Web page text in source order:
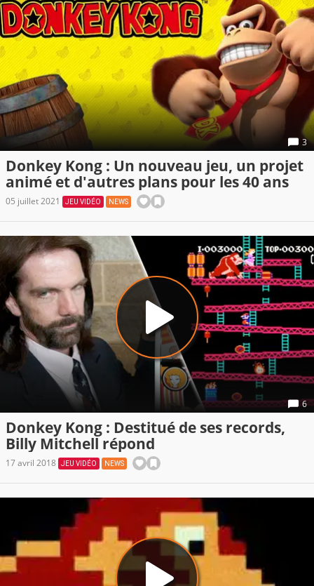
3
Donkey Kong : Un nouveau jeu, un projet
animé et d'autres plans pour les 40 ans
05 juillet 2021 JEU VIDÉO NEWS
6
Donkey Kong : Destitué de ses records,
Billy Mitchell répond
17 avril 2018 JEU VIDÉO NEWS